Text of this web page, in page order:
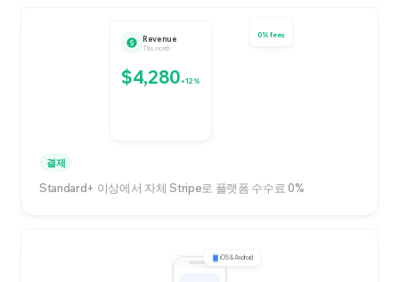
Revenue
This month
$4,280+12%
0% fees
결제
Standard+ 이상에서 자체 Stripe로 플랫폼 수수료 0%
iOS & Android